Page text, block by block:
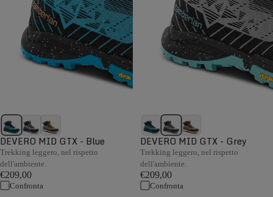
DEVERO MID GTX - Blue
Trekking leggero, nel rispetto
dell'ambiente.
€209,00
Confronta
DEVERO MID GTX - Grey
Trekking leggero, nel rispetto
dell'ambiente.
€209,00
Confronta